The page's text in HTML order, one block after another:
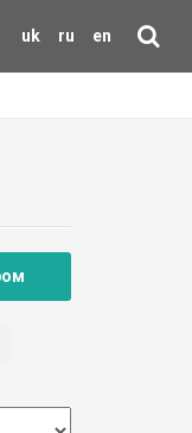
uk ru en